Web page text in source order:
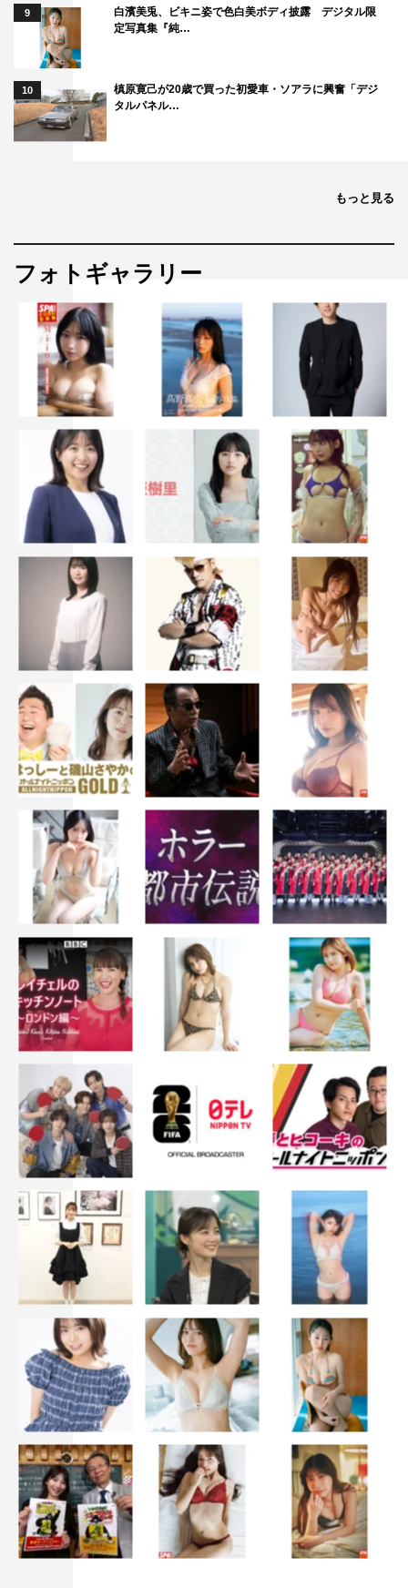
9
白濱美兎、ビキニ姿で色白美ボディ披露 デジタル限
定写真集『純…
10
槙原寛己が20歳で買った初愛車・ソアラに興奮「デジ
タルパネル…
もっと見る
フォトギャラリー